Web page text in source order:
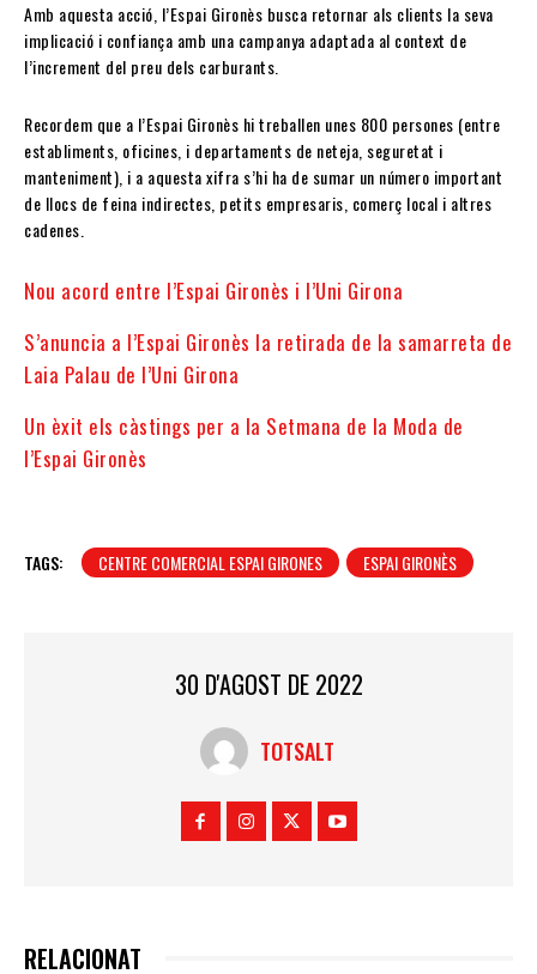
Amb aquesta acció, l’Espai Gironès busca retornar als clients la seva
implicació i confiança amb una campanya adaptada al context de
l’increment del preu dels carburants.
Recordem que a l’Espai Gironès hi treballen unes 800 persones (entre
establiments, oficines, i departaments de neteja, seguretat i
manteniment), i a aquesta xifra s’hi ha de sumar un número important
de llocs de feina indirectes, petits empresaris, comerç local i altres
cadenes.
Nou acord entre l’Espai Gironès i l’Uni Girona
S’anuncia a l’Espai Gironès la retirada de la samarreta de
Laia Palau de l’Uni Girona
Un èxit els càstings per a la Setmana de la Moda de
l’Espai Gironès
TAGS: CENTRE COMERCIAL ESPAI GIRONES ESPAI GIRONÈS
30 D'AGOST DE 2022
TOTSALT
RELACIONAT